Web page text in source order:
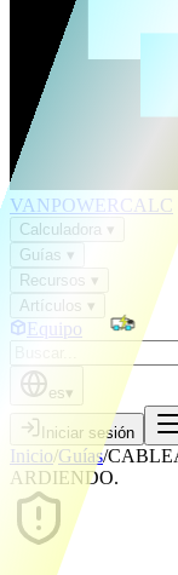
VANPOWERCALC
Calculadora ▾
Guías ▾
Recursos ▾
Artículos ▾
Equipo
es▾
Iniciar sesión
Inicio/Guías/
ARDIENDO.